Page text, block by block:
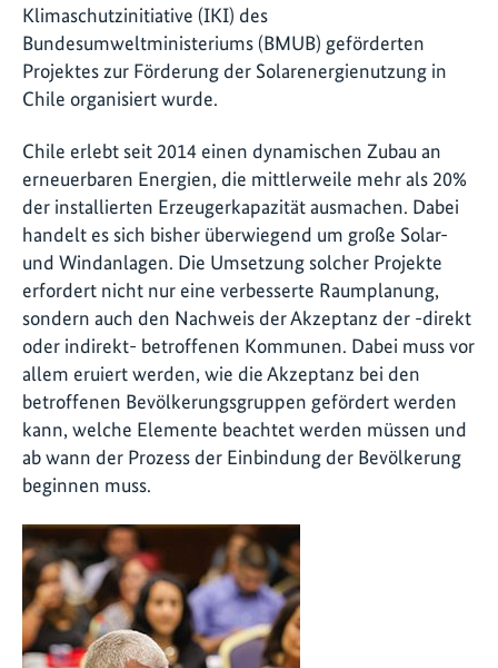
Klimaschutzinitiative (IKI) des
Bundesumweltministeriums (BMUB) geförderten
Projektes zur Förderung der Solarenergienutzung in
Chile organisiert wurde.
Chile erlebt seit 2014 einen dynamischen Zubau an
erneuerbaren Energien, die mittlerweile mehr als 20%
der installierten Erzeugerkapazität ausmachen. Dabei
handelt es sich bisher überwiegend um große Solar-
und Windanlagen. Die Umsetzung solcher Projekte
erfordert nicht nur eine verbesserte Raumplanung,
sondern auch den Nachweis der Akzeptanz der -direkt
oder indirekt- betroffenen Kommunen. Dabei muss vor
allem eruiert werden, wie die Akzeptanz bei den
betroffenen Bevölkerungsgruppen gefördert werden
kann, welche Elemente beachtet werden müssen und
ab wann der Prozess der Einbindung der Bevölkerung
beginnen muss.